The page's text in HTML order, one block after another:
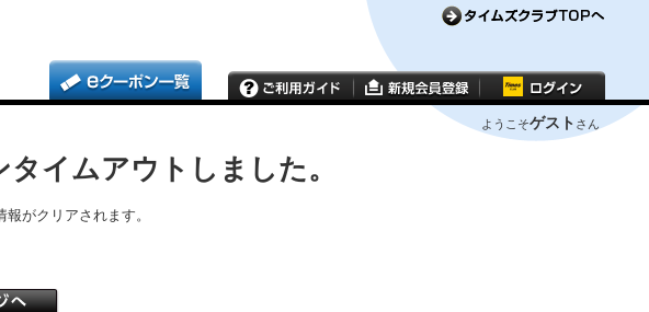
ようこそゲスト さん
イムアウトしました。
がクリアされます。